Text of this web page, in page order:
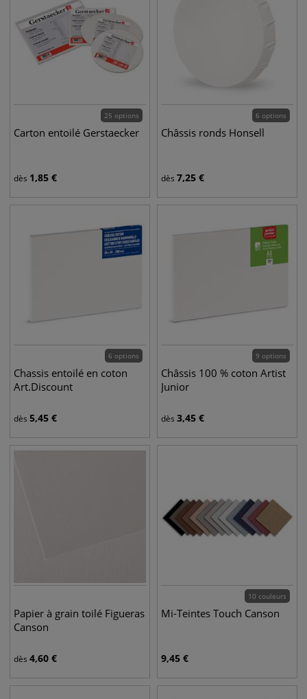
25 options
Carton entoilé Gerstaecker
dès 1,85 €
6 options
Châssis ronds Honsell
dès 7,25 €
6 options
Chassis entoilé en coton
Art.Discount
dès 5,45 €
9 options
Châssis 100 % coton Artist
Junior
dès 3,45 €
Papier à grain toilé Figueras
Canson
dès 4,60 €
10 couleurs
Mi-Teintes Touch Canson
9,45 €